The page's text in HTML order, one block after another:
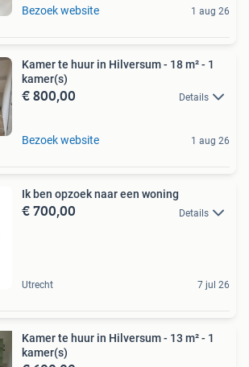
Bezoek website 1 aug 26
Kamer te huur in Hilversum - 18 m² - 1
kamer(s)
€ 800,00 Details
Bezoek website 1 aug 26
Ik ben opzoek naar een woning
€ 700,00 Details
Utrecht 7 jul 26
Kamer te huur in Hilversum - 13 m² - 1
kamer(s)